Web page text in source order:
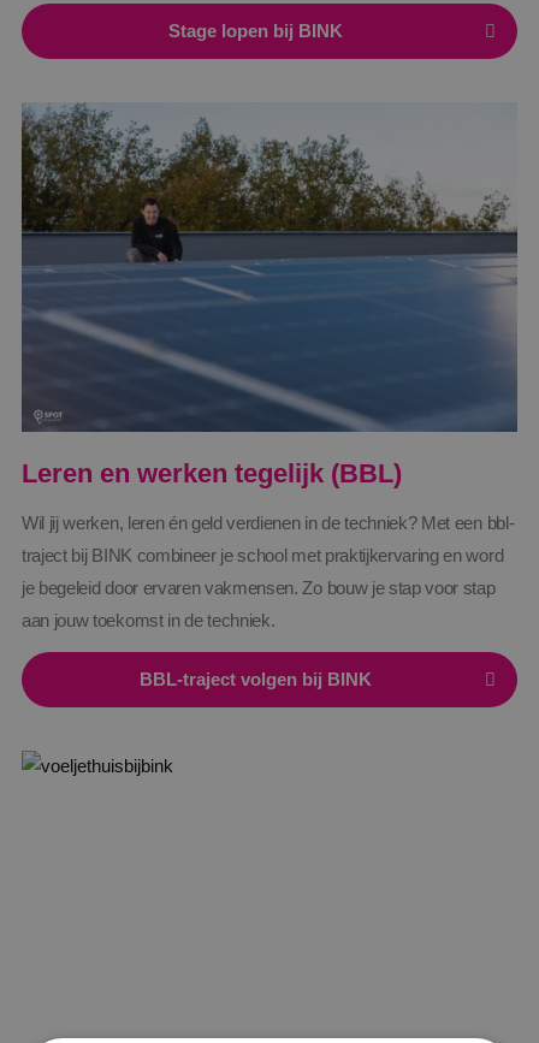
Stage lopen bij BINK
Leren en werken tegelijk (BBL)
Wil jij werken, leren én geld verdienen in de techniek? Met een bbl-
traject bij BINK combineer je school met praktijkervaring en word
je begeleid door ervaren vakmensen. Zo bouw je stap voor stap
aan jouw toekomst in de techniek.
BBL-traject volgen bij BINK